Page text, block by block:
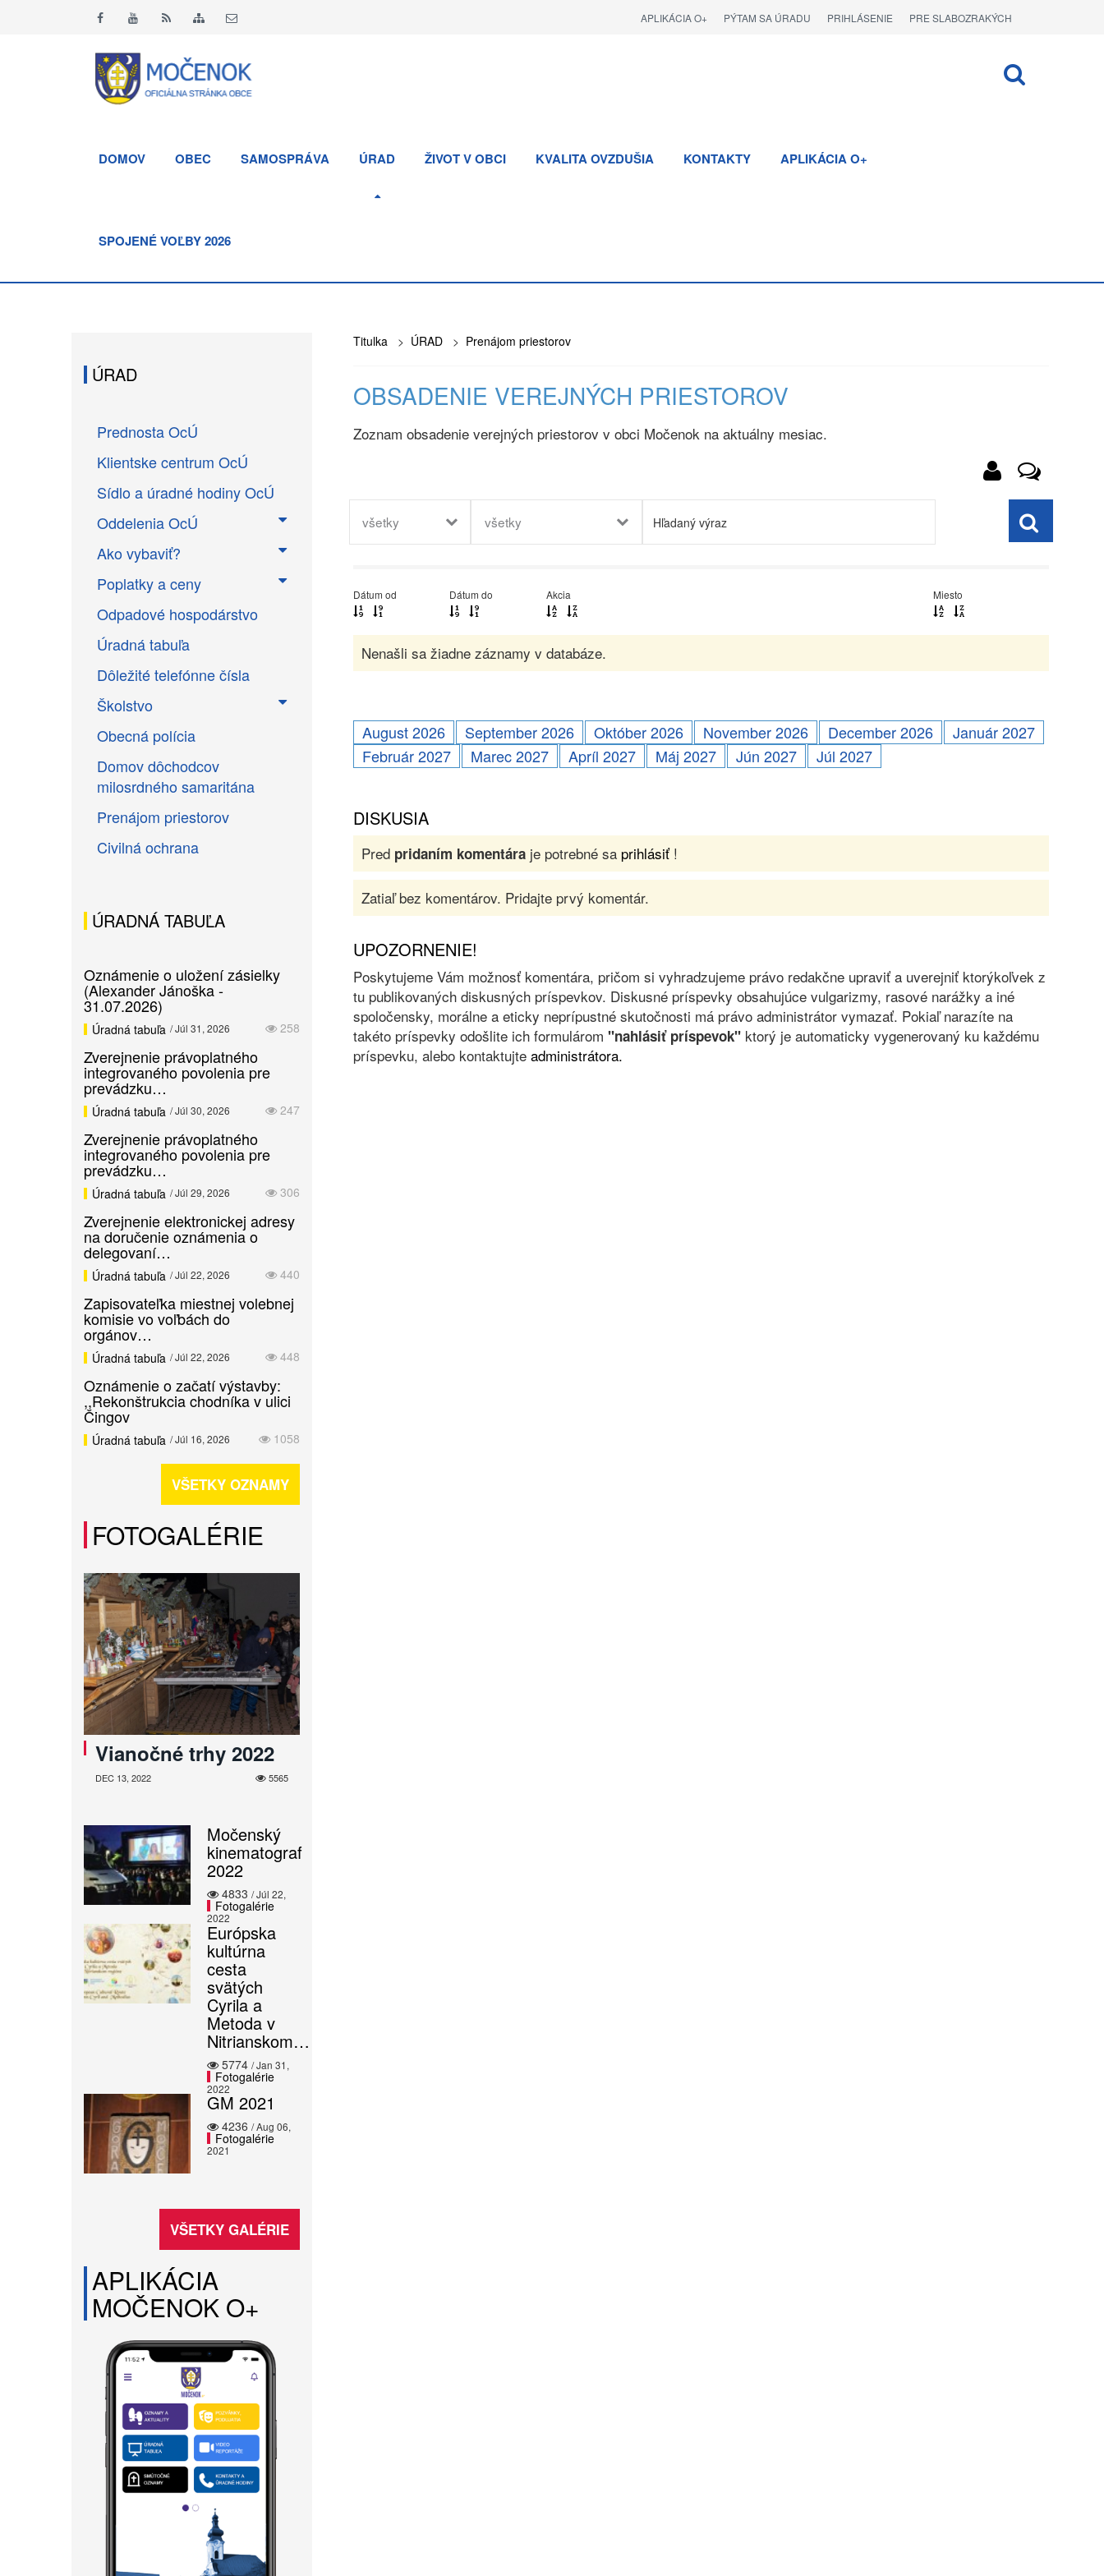
PRE SLABOZRAKÝCH
PRIHLÁSENIE
PÝTAM SA ÚRADU
APLIKÁCIA O+
DOMOV OBEC SAMOSPRÁVA ÚRAD ŽIVOT V OBCI KVALITA OVZDUŠIA KONTAKTY APLIKÁCIA O+
SPOJENÉ VOĽBY 2026
Titulka> ÚRAD> Prenájom priestorov
OBSADENIE VEREJNÝCH PRIESTOROV
Zoznam obsadenie verejných priestorov v obci Močenok na aktuálny mesiac.
všetky všetky
Dátum od Dátum do Akcia Miesto
Nenašli sa žiadne záznamy v databáze.
August 2026 September 2026 Október 2026 November 2026 December 2026
Január 2027
Február 2027
Marec 2027 Apríl 2027 Máj 2027 Jún 2027 Júl 2027
DISKUSIA
Pred pridaním komentáraje potrebné sa prihlásiť!
Zatiaľ bez komentárov. Pridajte prvý komentár.
UPOZORNENIE!
Poskytujeme Vám možnosť komentára, pričom si vyhradzujeme právo redakčne upraviť a uverejniť ktorýkoľvek z
tu publikovaných diskusných príspevkov. Diskusné príspevky obsahujúce vulgarizmy, rasové narážky a iné
spoločensky, morálne a eticky neprípustné skutočnosti má právo administrátor vymazať. Pokiaľ narazíte na
takéto príspevky odošlite ich formulárom "nahlásiť príspevok"ktorý je automaticky vygenerovaný ku každému
príspevku, alebo kontaktujte administrátora.
ÚRAD
Prednosta OcÚ
Klientske centrum OcÚ
Sídlo a úradné hodiny OcÚ
Oddelenia OcÚ
Ako vybaviť?
Poplatky a ceny
Odpadové hospodárstvo
Úradná tabuľa
Dôležité telefónne čísla
Školstvo
Obecná polícia
Domov dôchodcov
milosrdného samaritána
Prenájom priestorov
Civilná ochrana
ÚRADNÁ TABUĽA
Oznámenie o uložení zásielky
(Alexander Jánoška -
31.07.2026)
258
Úradná tabuľa / Júl 31, 2026
Zverejnenie právoplatného
integrovaného povolenia pre
prevádzku…
247
Úradná tabuľa / Júl 30, 2026
Zverejnenie právoplatného
integrovaného povolenia pre
prevádzku…
306
Úradná tabuľa / Júl 29, 2026
Zverejnenie elektronickej adresy
na doručenie oznámenia o
delegovaní…
440
Úradná tabuľa / Júl 22, 2026
Zapisovateľka miestnej volebnej
komisie vo voľbách do
orgánov…
448
Úradná tabuľa / Júl 22, 2026
Oznámenie o začatí výstavby:
,,Rekonštrukcia chodníka v ulici
Čingov
1058
Úradná tabuľa / Júl 16, 2026
VŠETKY OZNAMY
FOTOGALÉRIE
Vianočné trhy 2022
5565
DEC 13, 2022
Močenský
kinematograf
2022
4833
Fotogalérie
/ Júl 22,
2022
Európska
kultúrna
cesta
svätých
Cyrila a
Metoda v
Nitrianskom…
5774
Fotogalérie
/ Jan 31,
2022
GM 2021
4236
Fotogalérie
/ Aug 06,
2021
VŠETKY GALÉRIE
APLIKÁCIA
MOČENOK O+